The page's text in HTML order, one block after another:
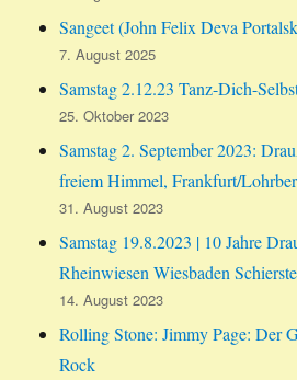
Sangeet (John Felix Deva
7. August 2025
Samstag 2.12.23 Tanz-Dich-
25. Oktober 2023
Samstag 2. September 2023:
freiem Himmel, Frankfurt/
31. August 2023
Samstag 19.8.2023 | 10 Jahre
Rheinwiesen Wiesbaden
14. August 2023
Rolling Stone: Jimmy Page: Der
Rock